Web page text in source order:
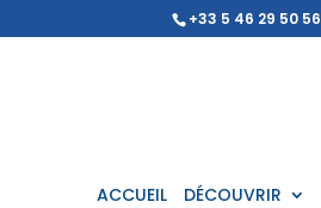
+33 5 46 29 50 56
ACCUEIL DÉCOUVRIR